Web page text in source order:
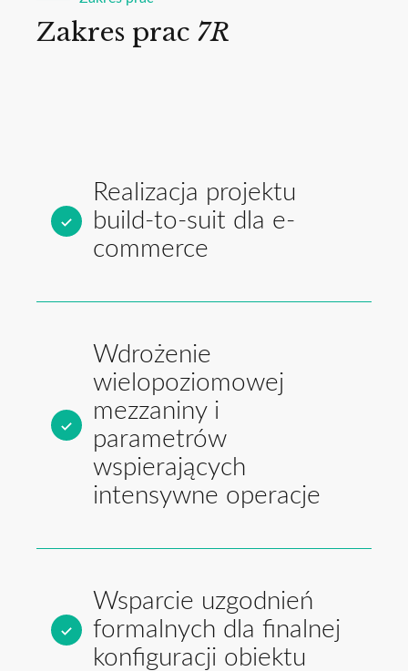
Zakres prac 7R
Realizacja projektu
build-to-suit dla e-
commerce
Wdrożenie
wielopoziomowej
mezzaniny i
parametrów
wspierających
intensywne operacje
Wsparcie uzgodnień
formalnych dla finalnej
konfiguracji obiektu